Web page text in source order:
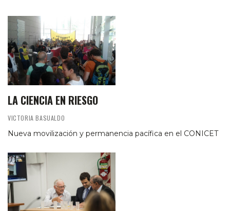
LA CIENCIA EN RIESGO
VICTORIA BASUALDO
Nueva movilización y permanencia pacífica en el CONICET